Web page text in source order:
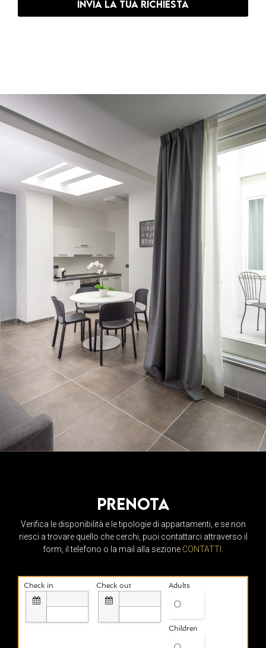
Invia la tua richiesta
prenota
Verifica le disponibilità e le tipologie di appartamenti, e se non
riesci a trovare quello che cerchi, puoi contattarci attraverso il
form, il telefono o la mail alla sezione CONTATTI
Check in Check out Adults
Children